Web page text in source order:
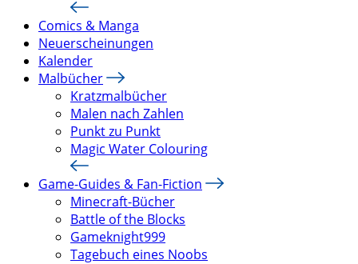
Comics & Manga
Neuerscheinungen
Kalender
Malbücher
Kratzmalbücher
Malen nach Zahlen
Punkt zu Punkt
Magic Water Colouring
Game-Guides & Fan-Fiction
Minecraft-Bücher
Battle of the Blocks
Gameknight999
Tagebuch eines Noobs